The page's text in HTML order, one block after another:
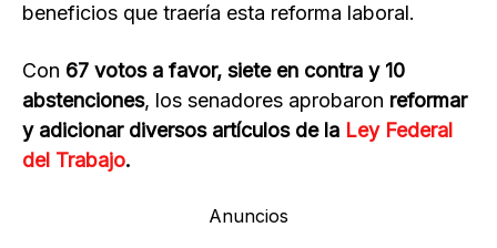
beneficios que traería esta reforma laboral.
Con 67 votos a favor, siete en contra y 10
abstenciones, los senadores aprobaron reformar
y adicionar diversos artículos de la Ley Federal
del Trabajo.
Anuncios